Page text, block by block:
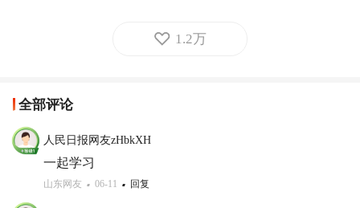
1.2万
全部评论
人民日报网友zHbkXH
一起学习
山东网友 06-11 回复